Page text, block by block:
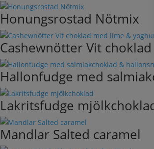
Honungsrostad Nötmix
Cashewnötter Vit
Hallonfudge med
Lakritsfudge
Mandlar Salted caramel